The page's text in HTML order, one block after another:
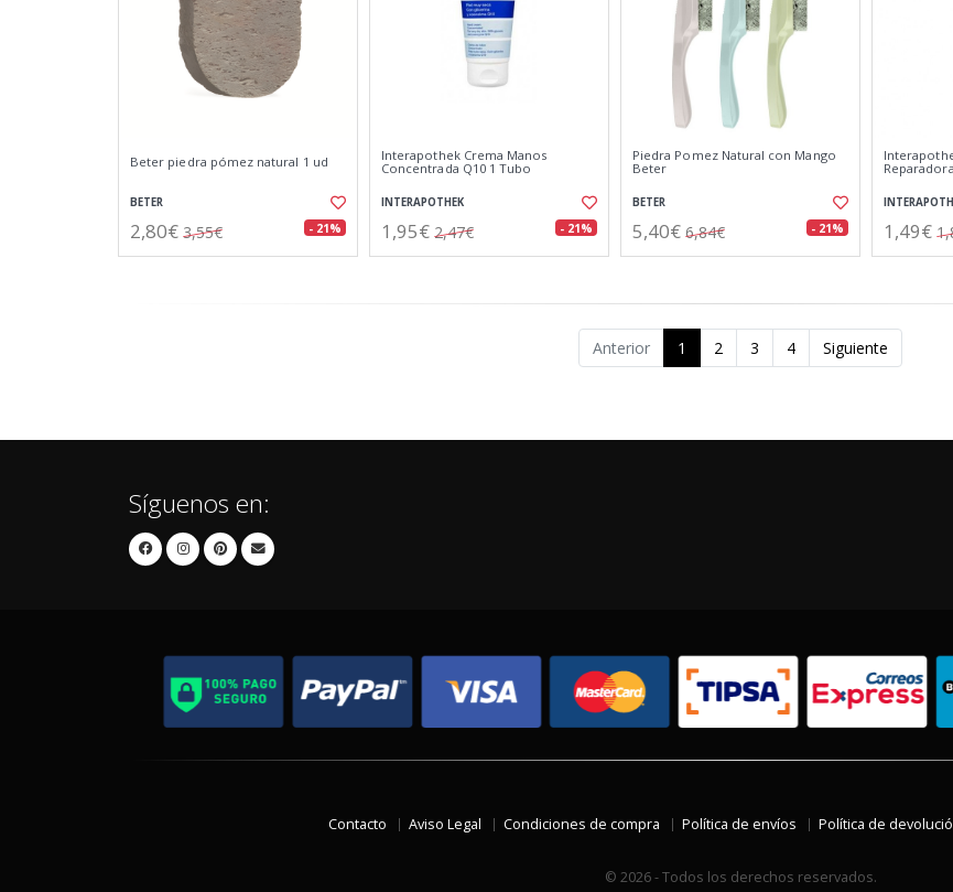
Beter piedra pómez natural 1 ud
BETER
2,80€ 3,55€ - 21%
Interapothek Crema Manos
Concentrada Q10 1 Tubo
INTERAPOTHEK
1,95€ 2,47€ - 21%
Piedra Pomez Natural con Mango
Beter
BETER
5,40€ 6,84€ - 21% 1,49€
Anterior 1 2 3 4 Siguiente
Síguenos en:
Contacto Aviso Legal Condiciones de compra Política de envíos Política de
© 2026 - Todos los derechos reservados.